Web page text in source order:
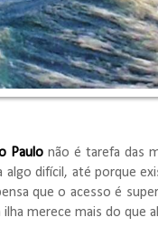
Paulo não é tarefa das
algo difícil, até porque
que o acesso é
merece mais do que